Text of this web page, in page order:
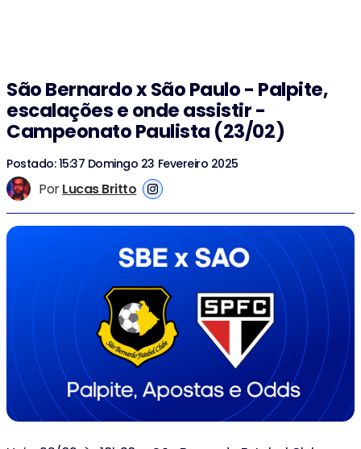
São Bernardo x São Paulo - Palpite,
escalações e onde assistir -
Campeonato Paulista (23/02)
PorLucas Britto
Postado: 15:37 Domingo 23 Fevereiro 2025